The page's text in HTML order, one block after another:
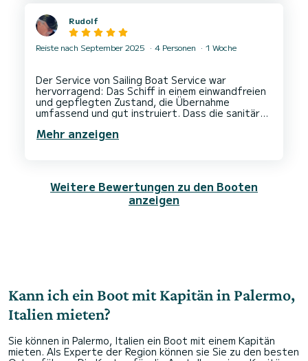
Rudolf
Reiste nach September 2025 4 Personen 1 Woche
Der Service von Sailing Boat Service war
hervorragend: Das Schiff in einem einwandfreien
und gepflegten Zustand, die Übernahme
umfassend und gut instruiert. Dass die sanitären
Mehr anzeigen
Weitere Bewertungen zu den Booten
anzeigen
Kann ich ein Boot mit Kapitän in Palermo,
Italien mieten?
Sie können in Palermo, Italien ein Boot mit einem Kapitän
mieten. Als Experte der Region können sie Sie zu den besten